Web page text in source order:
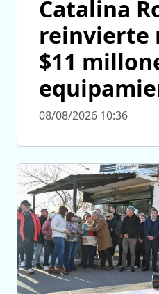
Catalina
reinvierte
$11
08/08/2026 10:36